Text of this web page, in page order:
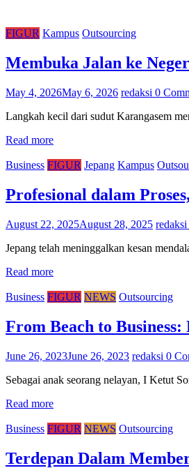
FIGUR Kampus Outsourcing
Membuka Jalan ke
May 4, 2026May 6, 2026 redaksi 0
Langkah kecil dari sudut Karangasem
Read more
Business FIGUR Jepang Kampus
Profesional dalam
August 22, 2025August 28, 2025 redaksi
Jepang telah meninggalkan kesan
Read more
Business FIGUR NEWS Outsourcing
From Beach to
June 26, 2023June 26, 2023 redaksi 0
Sebagai anak seorang nelayan, I Ketut
Read more
Business FIGUR NEWS Outsourcing
Terdepan Dalam